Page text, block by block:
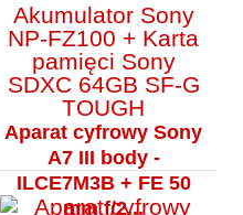
Aparat cyfrowy Sony
A7 III body -
ILCE7M3B + FE 50
mm f/2...